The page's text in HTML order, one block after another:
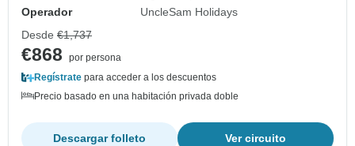
Operador
UncleSam Holidays
Desde €1,737
€868
por persona
Regístrate para acceder a los descuentos
Precio basado en una habitación privada doble
Ver circuito
Descargar folleto